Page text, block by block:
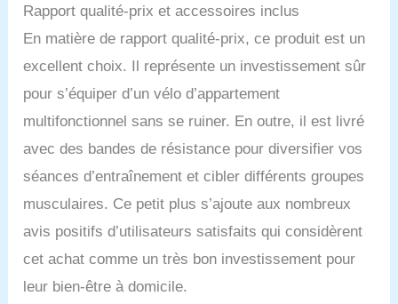
capacité de charge allant
jusqu'à 150 kg. La
réglable, adaptée aux
personnes de différentes
et le dossier moelleux
aident à soutenir votre
dos pour une expérience
d'entraînement plus
confortable. 【Ordinateur
grand écran et moniteur
de fréquence cardiaque】
Le moniteur LCD du vélo
Rapport qualité-prix et accessoires inclus
En matière de rapport qualité-prix, ce produit est un
excellent choix. Il représente un investissement sûr
pour s’équiper d’un vélo d’appartement
multifonctionnel sans se ruiner. En outre, il est livré
avec des bandes de résistance pour diversifier vos
séances d’entraînement et cibler différents groupes
musculaires. Ce petit plus s’ajoute aux nombreux
avis positifs d’utilisateurs satisfaits qui considèrent
cet achat comme un très bon investissement pour
leur bien-être à domicile.